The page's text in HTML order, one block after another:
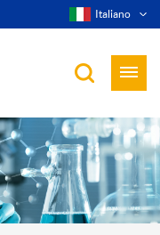
Italiano